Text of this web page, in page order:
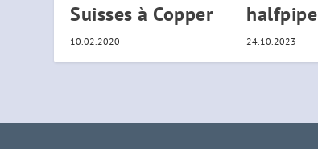
Suisses à Copper
10.02.2020
halfpipe
24.10.2023